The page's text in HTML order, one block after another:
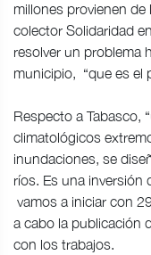
millones provienen de
colector Solidaridad
resolver un problema
municipio, “que es el
Respecto a Tabasco,
climatológicos
inundaciones, se
ríos. Es una inversión
vamos a iniciar con
a cabo la publicación
con los trabajos.